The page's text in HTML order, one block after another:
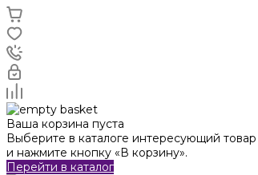
Ваша корзина пуста
Выберите в каталоге интересующий товар
и нажмите кнопку «В корзину».
Перейти в каталог